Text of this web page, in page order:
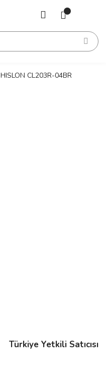
HISLON CL203R-04BR
Türkiye Yetkili Satıcısı